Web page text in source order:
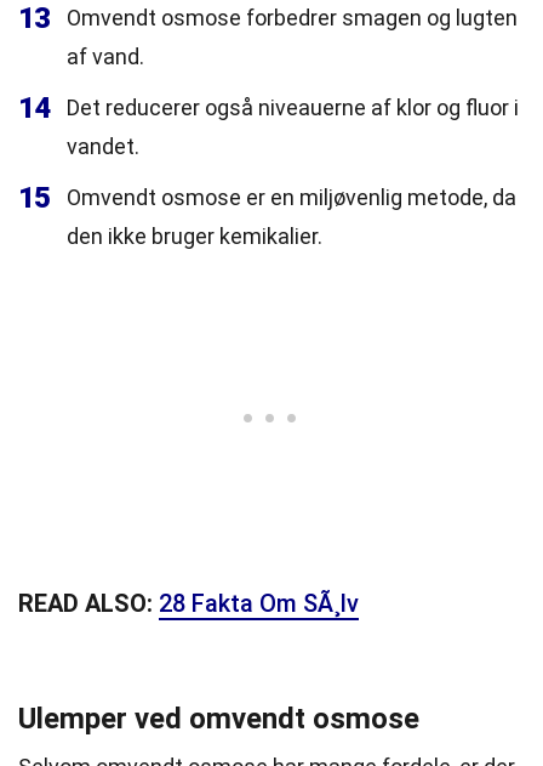
13
Omvendt osmose forbedrer smagen og lugten
af vand.
14
Det reducerer også niveauerne af klor og fluor i
vandet.
15
Omvendt osmose er en miljøvenlig metode, da
den ikke bruger kemikalier.
READ ALSO: 28 Fakta Om SÃ¸lv
Ulemper ved omvendt osmose